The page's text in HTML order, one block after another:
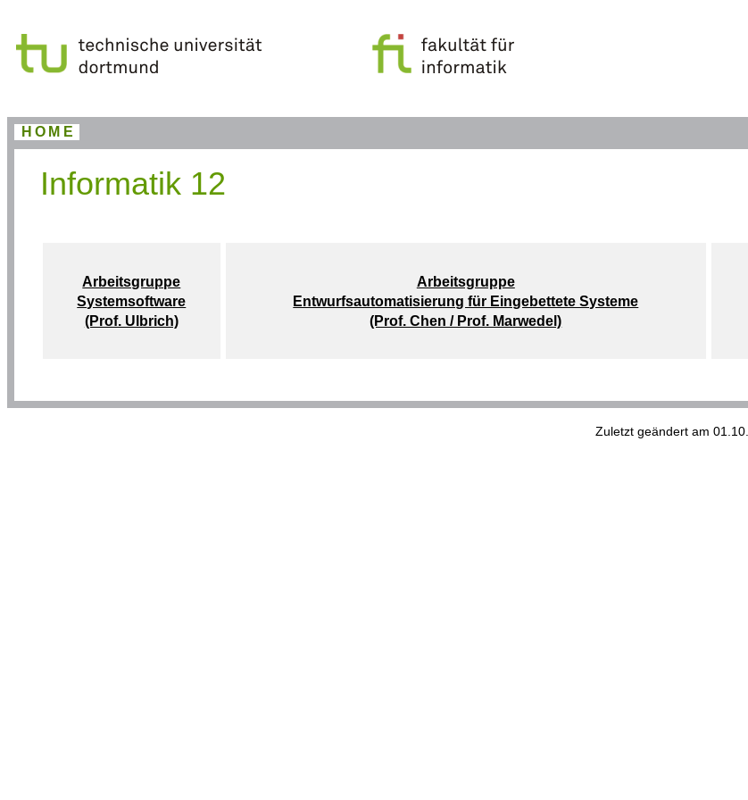
HOME
Informatik 12
Arbeitsgruppe
Systemsoftware
(Prof. Ulbrich)
Arbeitsgruppe
Entwurfsautomatisierung für Eingebettete Systeme
(Prof. Chen / Prof. Marwedel)
Zuletzt geändert am